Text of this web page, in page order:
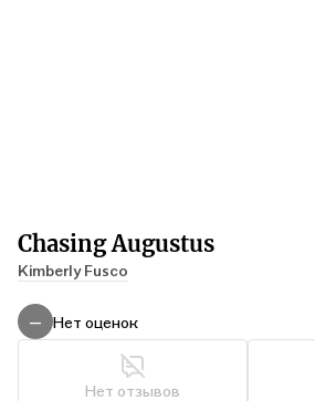
Chasing Augustus
Kimberly Fusco
— Нет оценок
Нет отзывов